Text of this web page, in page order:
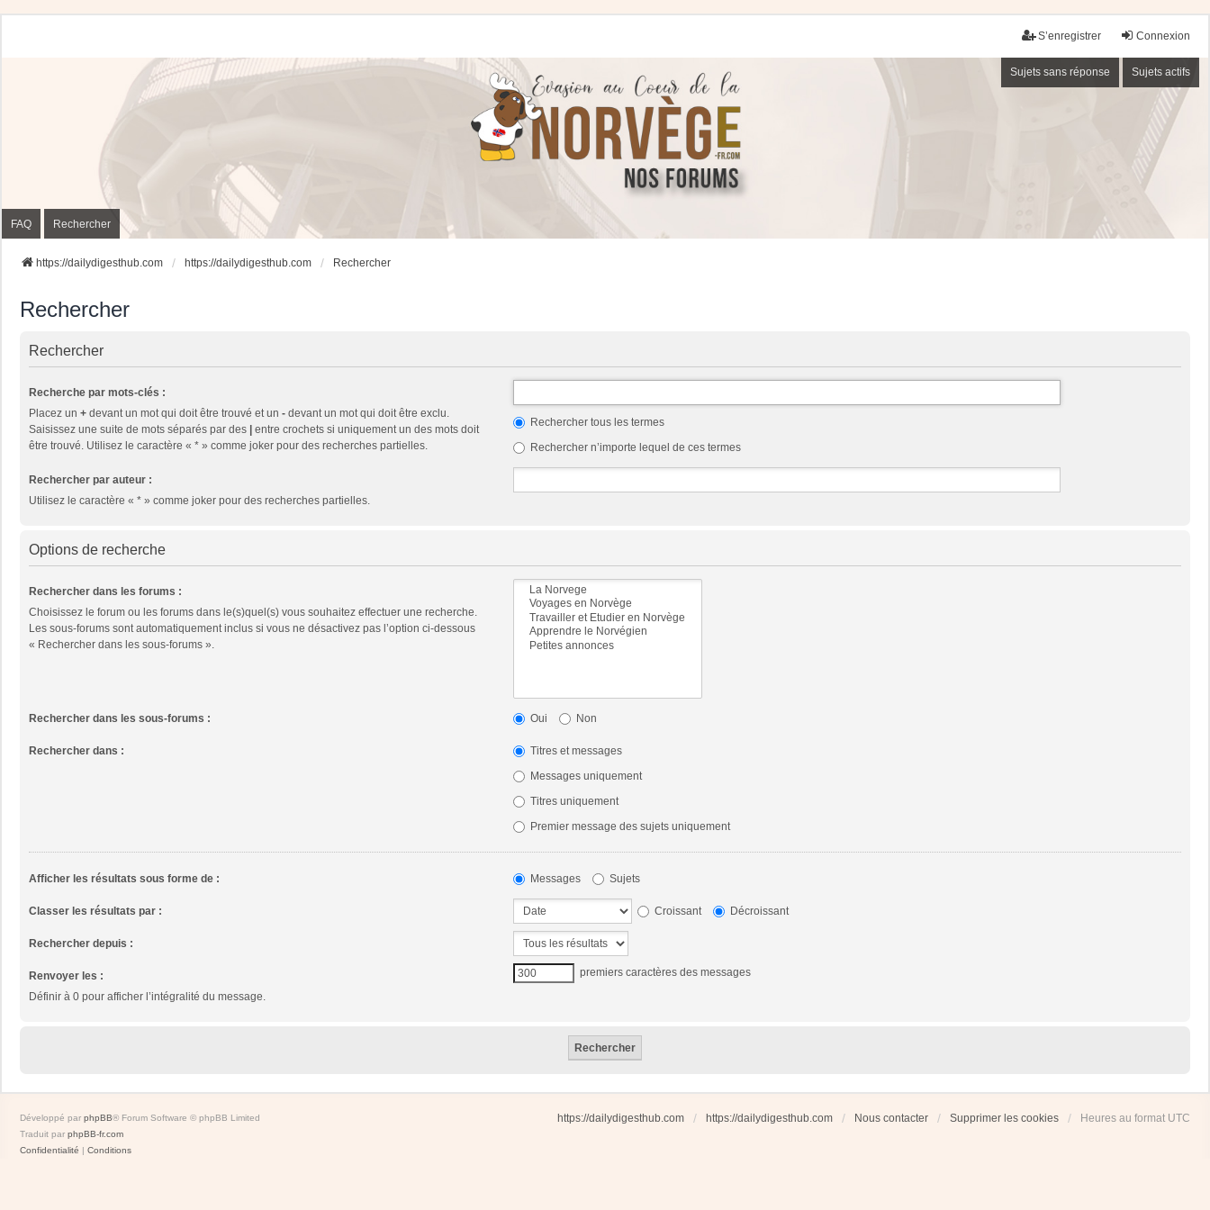
Connexion
S’enregistrer
Sujets sans réponse Sujets actifs
FAQ Rechercher
https://dailydigesthub.com https://dailydigesthub.com Rechercher
Rechercher
Rechercher
Recherche par mots-clés :
Placez un + devant un mot qui doit être trouvé et un - devant un mot qui doit être exclu.
Saisissez une suite de mots séparés par des
entre crochets si uniquement un des mots doit
être trouvé. Utilisez le caractère « * » comme joker pour des recherches partielles.
Rechercher tous les termes
Rechercher n’importe lequel de ces termes
Rechercher par auteur :
Utilisez le caractère « * » comme joker pour des recherches partielles.
Options de recherche
Rechercher dans les forums :
Choisissez le forum ou les forums dans le(s)quel(s) vous souhaitez effectuer une recherche.
Les sous-forums sont automatiquement inclus si vous ne désactivez pas l’option ci-dessous
« Rechercher dans les sous-forums ».
Rechercher dans les sous-forums : Oui Non
Rechercher dans :
Titres et messages
Messages uniquement
Titres uniquement
Premier message des sujets uniquement
Afficher les résultats sous forme de : Messages Sujets
Classer les résultats par : Croissant Décroissant
Rechercher depuis :
Renvoyer les :
Définir à 0 pour afficher l’intégralité du message.
premiers caractères des messages
https://dailydigesthub.com https://dailydigesthub.com Nous contacter Supprimer les cookies Heures au format UTC
Développé par phpBB® Forum Software © phpBB Limited
Traduit par phpBB-fr.com
Confidentialité | Conditions